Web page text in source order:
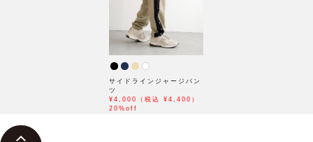
サイドラインジャージパン
ツ
¥4,000（税込 ¥4,400）
20%off